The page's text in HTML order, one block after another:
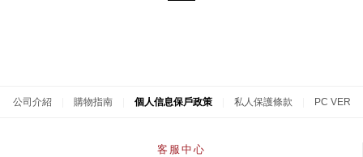
公司介紹 購物指南 個人信息保戶政策 私人保護條款 PC VER
客服中心